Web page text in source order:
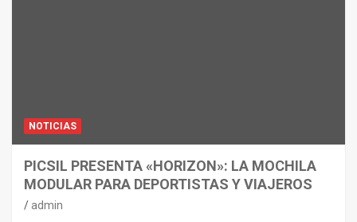
NOTICIAS
PICSIL PRESENTA «HORIZON»: LA MOCHILA
MODULAR PARA DEPORTISTAS Y VIAJEROS
admin